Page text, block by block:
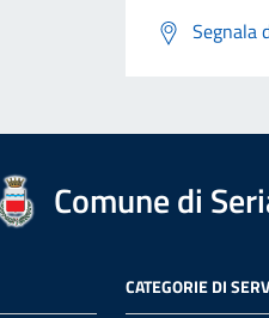
Segnala
Comune di
CATEGORIE DI